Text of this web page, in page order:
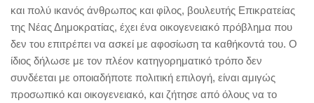
και πολύ ικανός άνθρωπος και φίλος, βουλευτής Επικρατείας
της Νέας Δημοκρατίας, έχει ένα οικογενειακό πρόβλημα που
δεν του επιτρέπει να ασκεί με αφοσίωση τα καθήκοντά του. Ο
ίδιος δήλωσε με τον πλέον κατηγορηματικό τρόπο δεν
συνδέεται με οποιαδήποτε πολιτική επιλογή, είναι αμιγώς
προσωπικό και οικογενειακό, και ζήτησε από όλους να το